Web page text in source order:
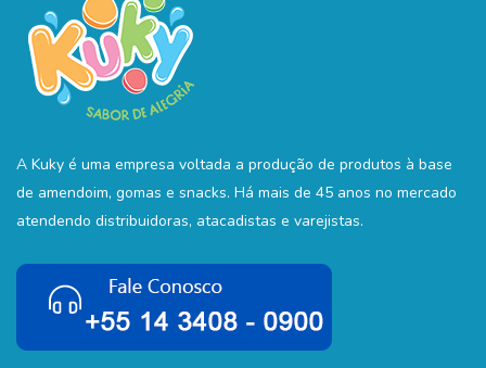
A Kuky é uma empresa voltada a produção de produtos à base
de amendoim, gomas e snacks. Há mais de 45 anos no mercado
atendendo distribuidoras, atacadistas e varejistas.